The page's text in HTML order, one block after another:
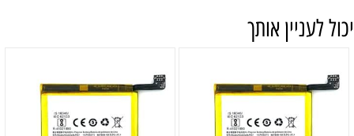
יכול לעניין אותך